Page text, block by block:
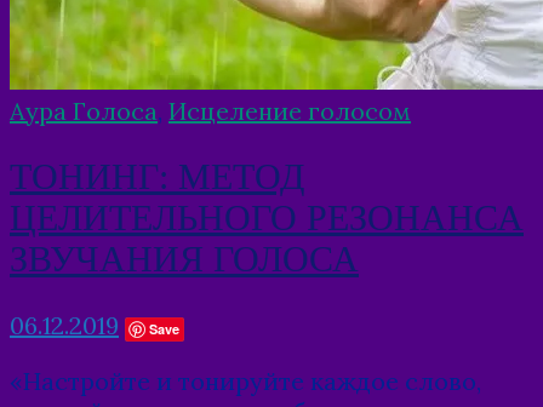
Аура Голоса, Исцеление голосом
ТОНИНГ: МЕТОД
ЦЕЛИТЕЛЬНОГО РЕЗОНАНСА
ЗВУЧАНИЯ ГОЛОСА
06.12.2019 Save
«Настройте и тонируйте каждое слово,